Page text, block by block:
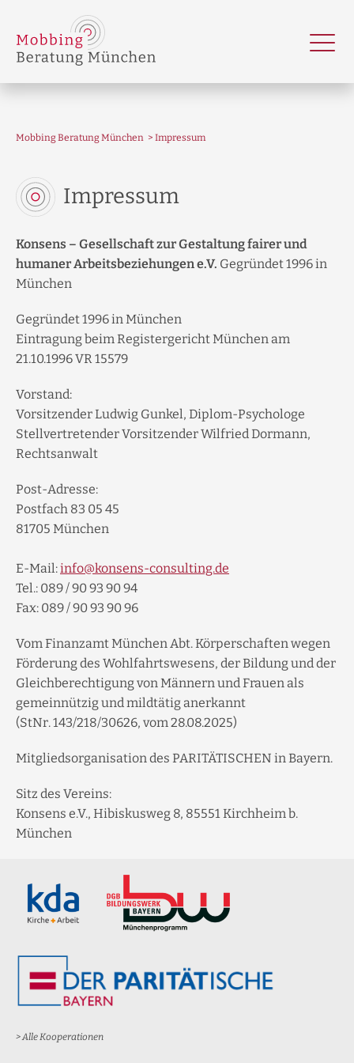
Mobbing Beratung München Impressum
Impressum
Konsens – Gesellschaft zur Gestaltung fairer und
humaner Arbeitsbeziehungen e.V. Gegründet 1996 in
München
Gegründet 1996 in München
Eintragung beim Registergericht München am
21.10.1996 VR 15579
Vorstand:
Vorsitzender Ludwig Gunkel, Diplom-Psychologe
Stellvertretender Vorsitzender Wilfried Dormann,
Rechtsanwalt
Post-Adresse:
Postfach 83 05 45
81705 München
E-Mail:info@konsens-consulting.de
Tel.: 089 / 90 93 90 94
Fax: 089 / 90 93 90 96
Vom Finanzamt München Abt. Körperschaften wegen
Förderung des Wohlfahrtswesens, der Bildung und der
Gleichberechtigung von Männern und Frauen als
gemeinnützig und mildtätig anerkannt
(StNr. 143/218/30626, vom 28.08.2025)
Mitgliedsorganisation des PARITÄTISCHEN in Bayern.
Sitz des Vereins:
Konsens e.V., Hibiskusweg 8, 85551 Kirchheim b.
München
> Alle Kooperationen